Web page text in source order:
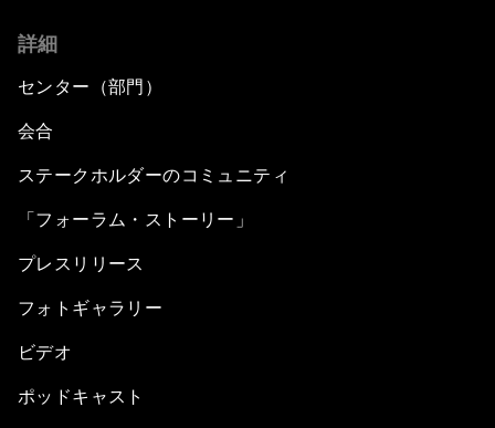
詳細
センター（部門）
会合
ステークホルダーのコミュニティ
「フォーラム・ストーリー」
プレスリリース
フォトギャラリー
ビデオ
ポッドキャスト